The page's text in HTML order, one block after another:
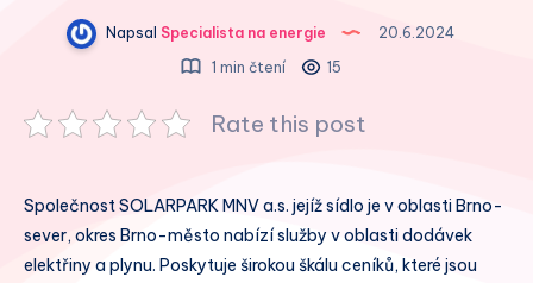
Napsal Specialista na energie
20.6.2024
1 min čtení
15
Rate this post
Společnost SOLARPARK MNV a.s. jejíž sídlo je v oblasti Brno-
sever, okres Brno-město nabízí služby v oblasti dodávek
elektřiny a plynu. Poskytuje širokou škálu ceníků, které jsou